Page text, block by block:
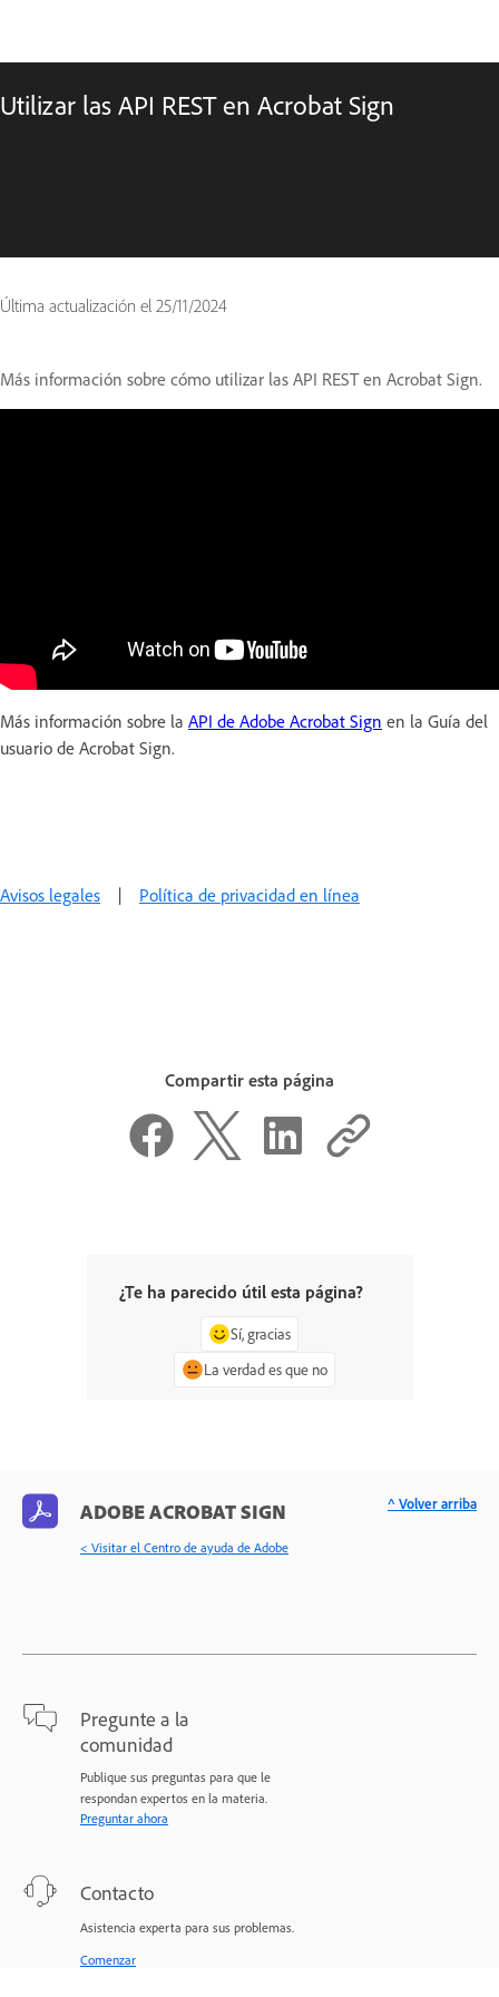
Utilizar las API REST en Acrobat Sign
Última actualización el 25/11/2024
Más información sobre cómo utilizar las API REST en Acrobat Sign.
Más información sobre la API de Adobe Acrobat Sign en la Guía del
usuario de Acrobat Sign.
Avisos legales | Política de privacidad en línea
Compartir esta página
¿Te ha parecido útil esta página?
Sí, gracias
La verdad es que no
ADOBE ACROBAT SIGN
< Visitar el Centro de ayuda de Adobe
Pregunte a la
comunidad
Publique sus preguntas para que le
respondan expertos en la materia.
Preguntar ahora
Contacto
Asistencia experta para sus problemas.
Comenzar
^ Volver arriba